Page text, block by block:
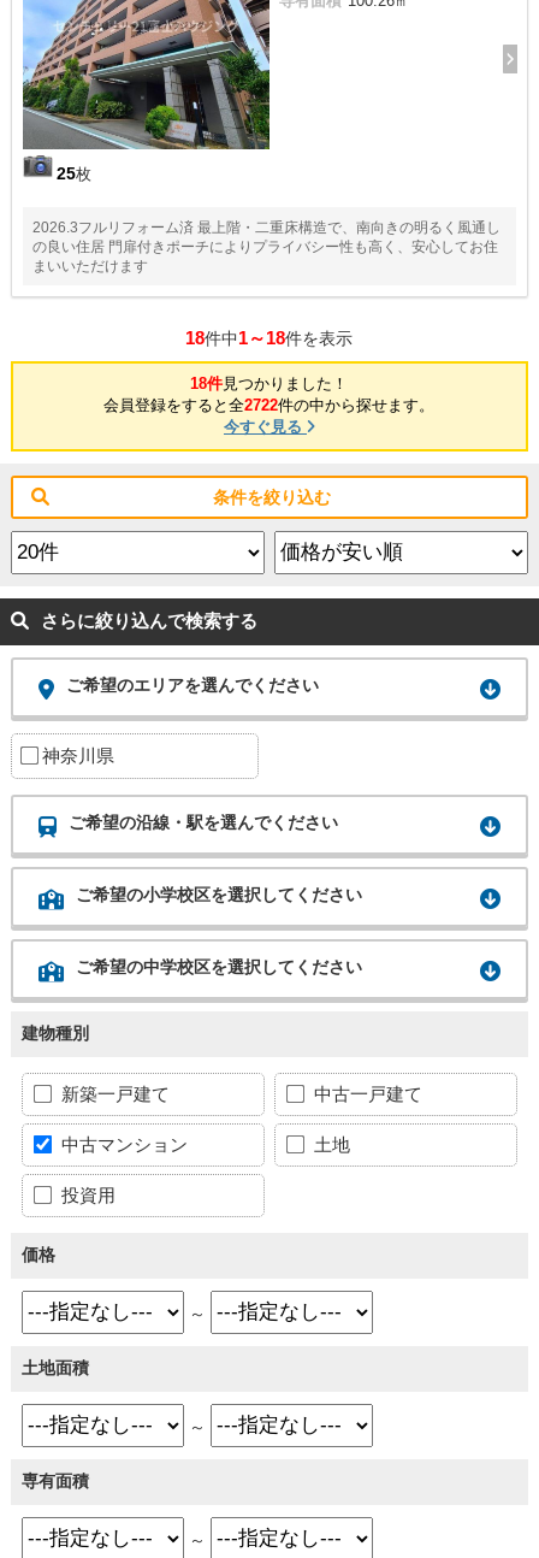
25枚
2026.3フルリフォーム済 最上階・二重床構造で、南向きの明るく風通し
の良い住居 門扉付きポーチによりプライバシー性も高く、安心してお住
まいいただけます
18件中1～18件を表示
18件見つかりました！
会員登録をすると全2722件の中から探せます。
今すぐ見る
条件を絞り込む
さらに絞り込んで検索する
ご希望のエリアを選んでください
神奈川県
ご希望の沿線・駅を選んでください
ご希望の小学校区を選択してください
ご希望の中学校区を選択してください
建物種別
新築一戸建て 中古一戸建て
中古マンション 土地
投資用
価格
～
土地面積
～
専有面積
～